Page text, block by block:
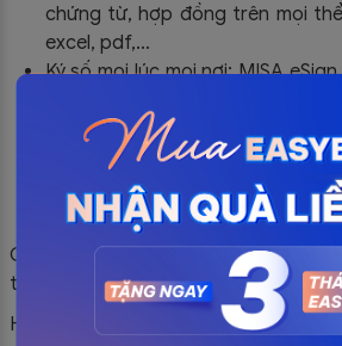
chứng từ, hợp đồng trên mọi
excel, pdf,…
Ký số mọi lúc mọi nơi: MISA
Đảm bảo 100% an toàn – bảo mật
Sẵn sàng tích hợp với các hệ
hàng ký và phát hành hóa đơn
BHXH, hải quan,…
Quý doanh nghiệp có nhu cầu dùng
thủ đắc lực này hoặc cần thư vấn
Hotline: 0981 772 388 – 1900 56 56 53